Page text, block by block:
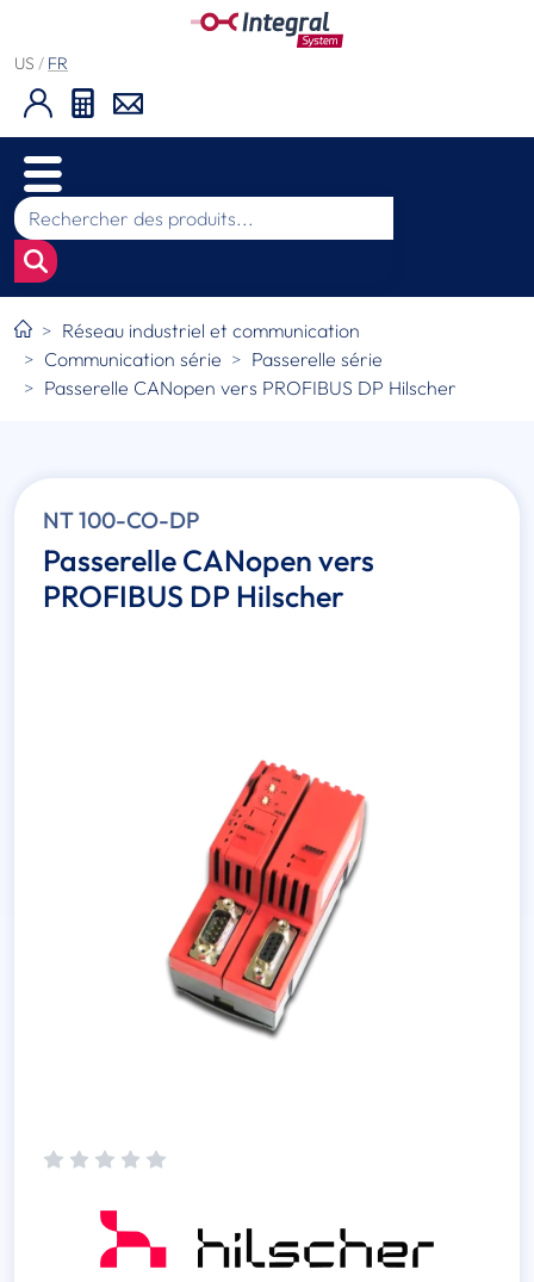
US / FR
Réseau industriel et communication
Communication série
Passerelle série
Passerelle CANopen vers PROFIBUS DP Hilscher
NT 100-CO-DP
Passerelle CANopen vers
PROFIBUS DP Hilscher